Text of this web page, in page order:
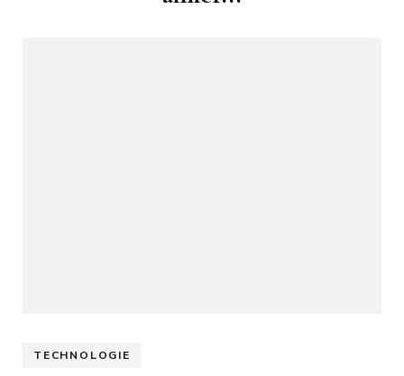
TECHNOLOGIE